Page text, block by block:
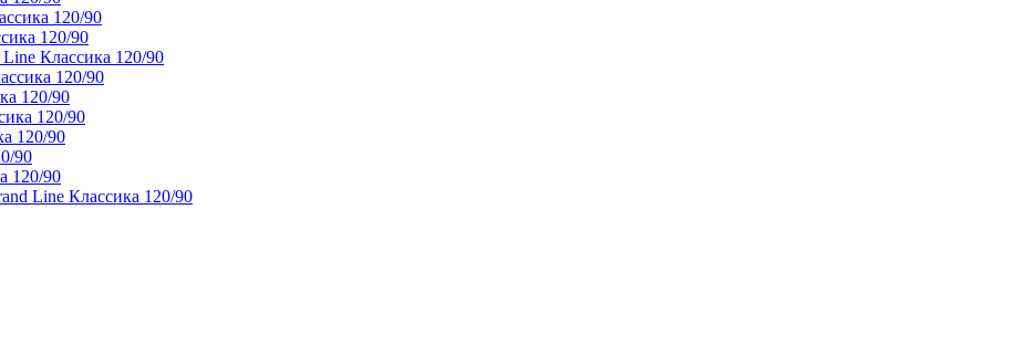
120/90
120/90
Классика 120/90
120/90
120/90
120/90
120/90
90
120/90
Line Классика 120/90